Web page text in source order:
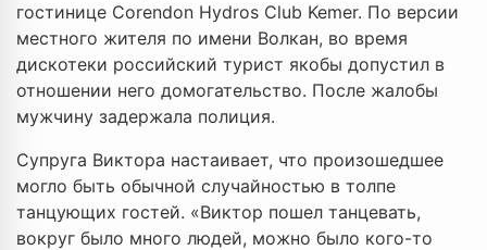
гостинице Corendon Hydros Club Kemer. По версии
местного жителя по имени Волкан, во время
дискотеки российский турист якобы допустил в
отношении него домогательство. После жалобы
мужчину задержала полиция.
Супруга Виктора настаивает, что произошедшее
могло быть обычной случайностью в толпе
танцующих гостей. «Виктор пошел танцевать,
вокруг было много людей, можно было кого-то